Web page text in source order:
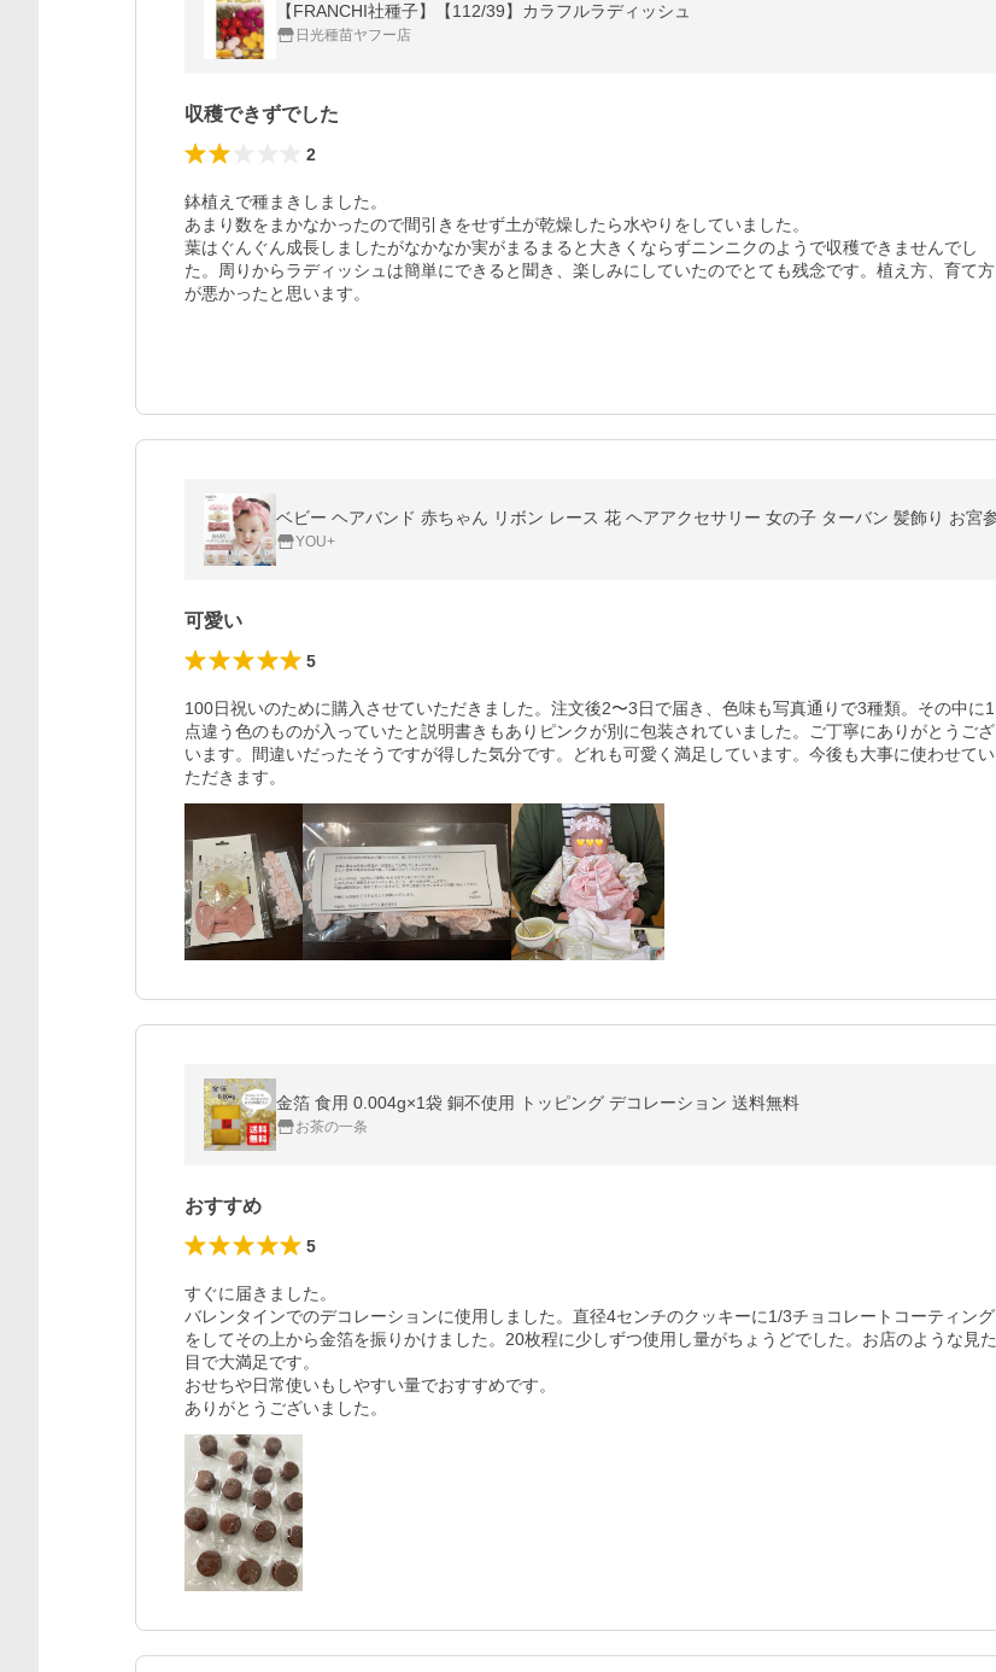
【FRANCHI社種子】【112/39】カラフルラディッシュ
日光種苗ヤフー店
収穫できずでした
2
鉢植えで種まきしました。
あまり数をまかなかったので間引きをせず土が乾燥したら水やりをしていました。
葉はぐんぐん成長しましたがなかなか実がまるまると大きくならずニンニクのようで収穫できませんでし
た。周りからラディッシュは簡単にできると聞き、楽しみにしていたのでとても残念です。植え方、育て方
が悪かったと思います。
YOU+
可愛い
5
100日祝いのために購入させていただきました。注文後2〜3日で届き、色味も写真通りで3種類。その中に1
点違う色のものが入っていたと説明書きもありピンクが別に包装されていました。ご丁寧にありがとうござ
います。間違いだったそうですが得した気分です。どれも可愛く満足しています。今後も大事に使わせてい
ただきます。
金箔 食用 0.004g×1袋 銅不使用 トッピング デコレーション 送料無料
お茶の一条
おすすめ
5
すぐに届きました。
バレンタインでのデコレーションに使用しました。直径4センチのクッキーに1/3チョコレートコーティング
をしてその上から金箔を振りかけました。20枚程に少しずつ使用し量がちょうどでした。お店のような見た
目で大満足です。
おせちや日常使いもしやすい量でおすすめです。
ありがとうございました。